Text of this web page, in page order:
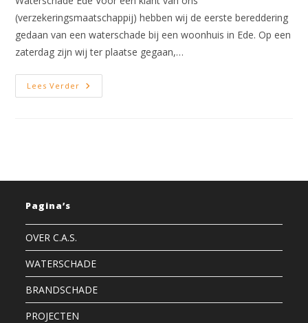
(verzekeringsmaatschappij) hebben wij de eerste bereddering
gedaan van een waterschade bij een woonhuis in Ede. Op een
zaterdag zijn wij ter plaatse gegaan,…
Lees Verder Waterschade
Ede
Pagina’s
OVER C.A.S.
WATERSCHADE
BRANDSCHADE
PROJECTEN